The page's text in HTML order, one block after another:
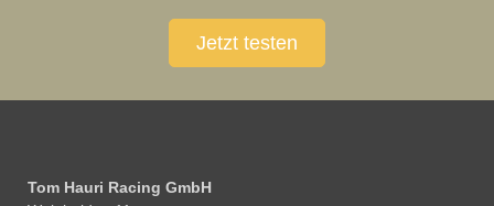
Jetzt testen
Tom Hauri Racing GmbH